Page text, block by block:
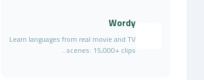
Wordy
Learn languages from real movie and TV
scenes: 15,000+ clips...